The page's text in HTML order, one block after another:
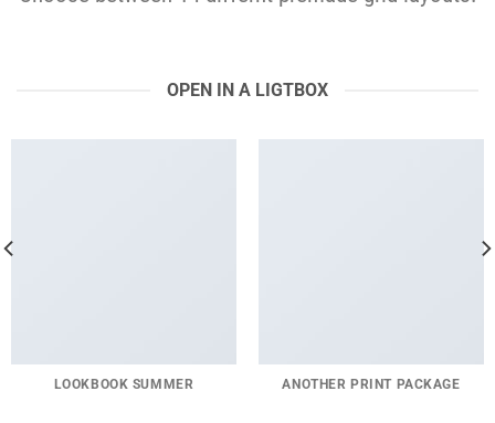
OPEN IN A LIGTBOX
LOOKBOOK SUMMER ANOTHER PRINT PACKAGE